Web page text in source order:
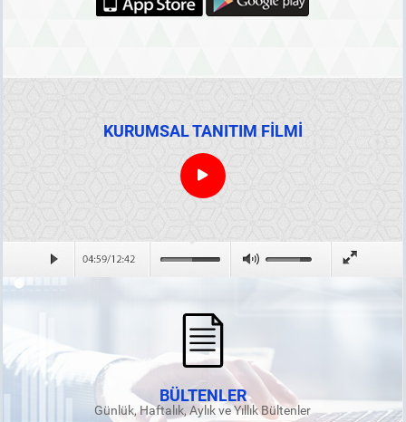
KURUMSAL TANITIM FİLMİ
BÜLTENLER
Günlük, Haftalık, Aylık ve Yıllık Bültenler